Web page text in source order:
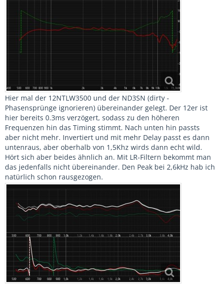
Hier mal der 12NTLW3500 und der ND3SN (dirty -
Phasensprünge ignorieren) übereinander gelegt. Der 12er ist
hier bereits 0.3ms verzögert, sodass zu den höheren
Frequenzen hin das Timing stimmt. Nach unten hin passts
aber nicht mehr. Invertiert und mit mehr Delay passt es dann
untenraus, aber oberhalb von 1,5Khz wirds dann echt wild.
Hört sich aber beides ähnlich an. Mit LR-Filtern bekommt man
das jedenfalls nicht übereinander. Den Peak bei 2,6kHz hab ich
natürlich schon rausgezogen.